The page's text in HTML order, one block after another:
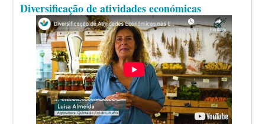
Diversificação de atividades económicas